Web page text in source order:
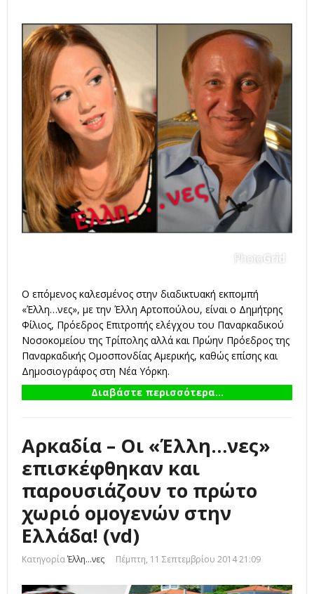
Ο επόμενος καλεσμένος στην διαδικτυακή εκπομπή
«Έλλη…νες», με την Έλλη Αρτοπούλου, είναι ο Δημήτρης
Φίλιος, Πρόεδρος Επιτροπής ελέγχου του Παναρκαδικού
Νοσοκομείου της Τρίπολης αλλά και Πρώην Πρόεδρος της
Παναρκαδικής Ομοσπονδίας Αμερικής, καθώς επίσης και
Δημοσιογράφος στη Νέα Υόρκη.
Διαβάστε περισσότερα...
Αρκαδία – Οι «Έλλη…νες»
επισκέφθηκαν και
παρουσιάζουν το πρώτο
χωριό ομογενών στην
Ελλάδα! (vd)
ΚατηγορίαΈλλη...νες Πέμπτη, 11 Σεπτεμβρίου 2014 21:09